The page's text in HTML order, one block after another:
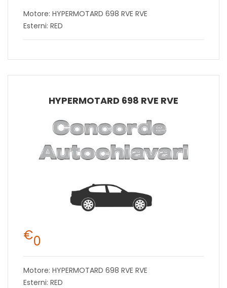
Motore: HYPERMOTARD 698 RVE RVE
Esterni: RED
HYPERMOTARD 698 RVE RVE
€0
Motore: HYPERMOTARD 698 RVE RVE
Esterni: RED